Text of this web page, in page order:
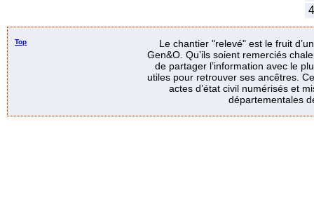
Top
Le chantier "relevé" est le fruit
Gen&O. Qu’ils soient remerciés
de partager l’information avec le
utiles pour retrouver ses ancêtres.
actes d’état civil numérisés et
départementales